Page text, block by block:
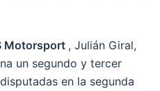
Motorsport , Julián Giral,
un segundo y tercer
en la segunda